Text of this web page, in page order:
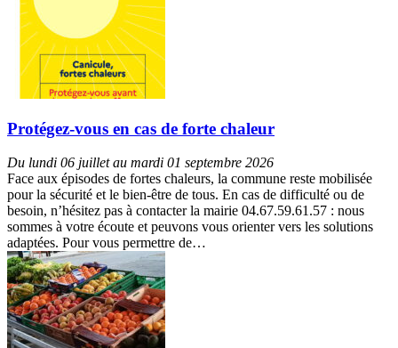
Protégez-vous en cas de forte chaleur
Du lundi 06 juillet au mardi 01 septembre 2026
Face aux épisodes de fortes chaleurs, la commune reste mobilisée
pour la sécurité et le bien-être de tous. En cas de difficulté ou de
besoin, n’hésitez pas à contacter la mairie 04.67.59.61.57 : nous
sommes à votre écoute et peuvons vous orienter vers les solutions
adaptées. Pour vous permettre de…